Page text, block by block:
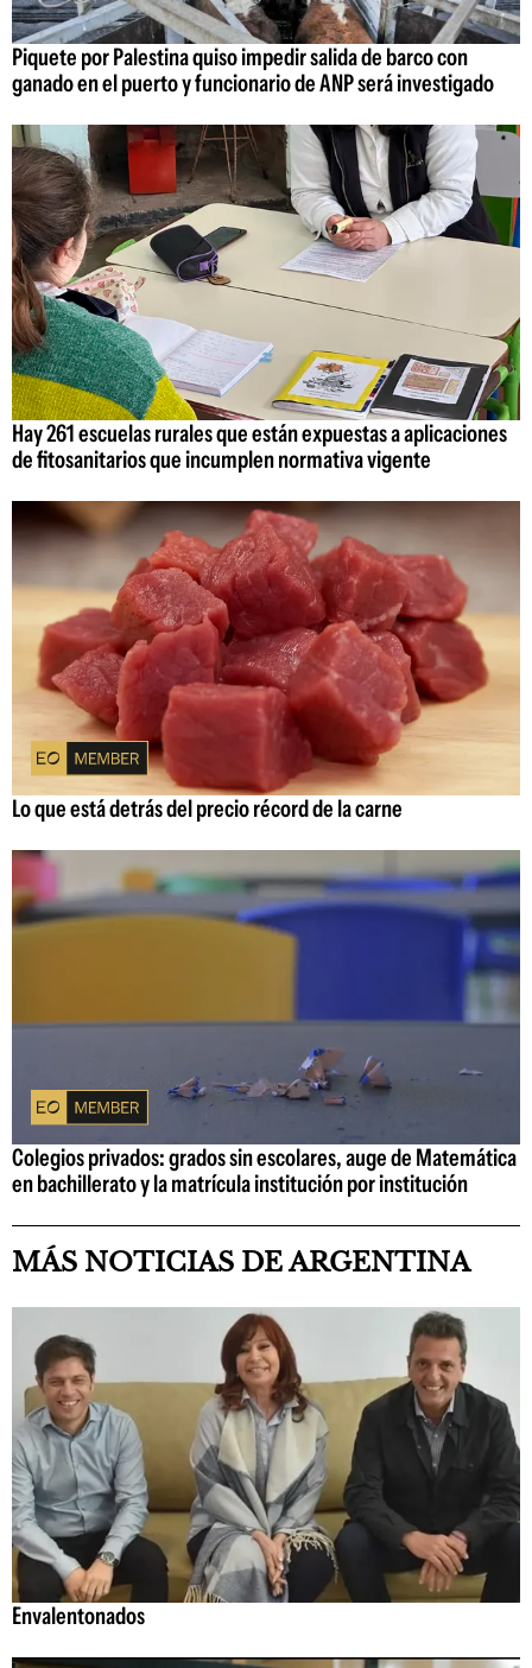
Piquete por Palestina quiso impedir salida de barco con
ganado en el puerto y funcionario de ANP será investigado
Hay 261 escuelas rurales que están expuestas a aplicaciones
de fitosanitarios que incumplen normativa vigente
Lo que está detrás del precio récord de la carne
Colegios privados: grados sin escolares, auge de Matemática
en bachillerato y la matrícula institución por institución
MÁS NOTICIAS DE ARGENTINA
Envalentonados